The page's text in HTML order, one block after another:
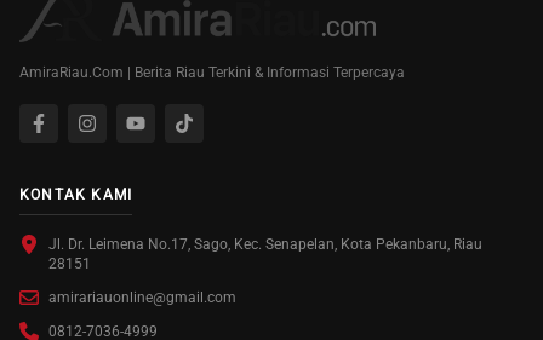
AmiraRiau.Com | Berita Riau Terkini & Informasi Terpercaya
KONTAK KAMI
Jl. Dr. Leimena No.17, Sago, Kec. Senapelan, Kota Pekanbaru, Riau
28151
amirariauonline@gmail.com
0812-7036-4999